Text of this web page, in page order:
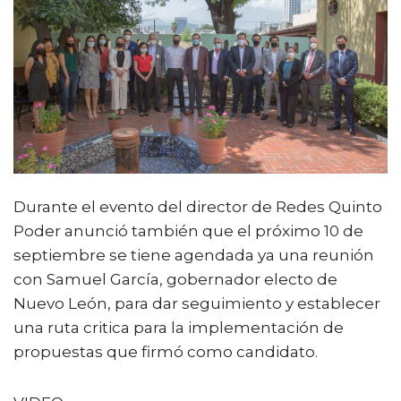
Durante el evento del director de Redes Quinto
Poder anunció también que el próximo 10 de
septiembre se tiene agendada ya una reunión
con Samuel García, gobernador electo de
Nuevo León, para dar seguimiento y establecer
una ruta critica para la implementación de
propuestas que firmó como candidato.